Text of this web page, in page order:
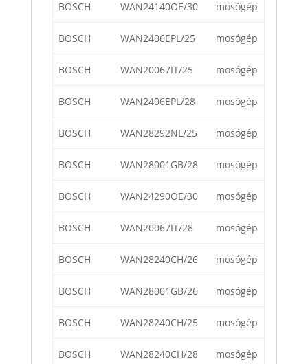
BOSCH WAN24140OE/30 mosógép
BOSCH WAN2406EPL/25 mosógép
BOSCH WAN20067IT/25 mosógép
BOSCH WAN2406EPL/28 mosógép
BOSCH WAN28292NL/25 mosógép
BOSCH WAN28001GB/28 mosógép
BOSCH WAN24290OE/30 mosógép
BOSCH WAN20067IT/28 mosógép
BOSCH WAN28240CH/26 mosógép
BOSCH WAN28001GB/26 mosógép
BOSCH WAN28240CH/25 mosógép
BOSCH WAN28240CH/28 mosógép